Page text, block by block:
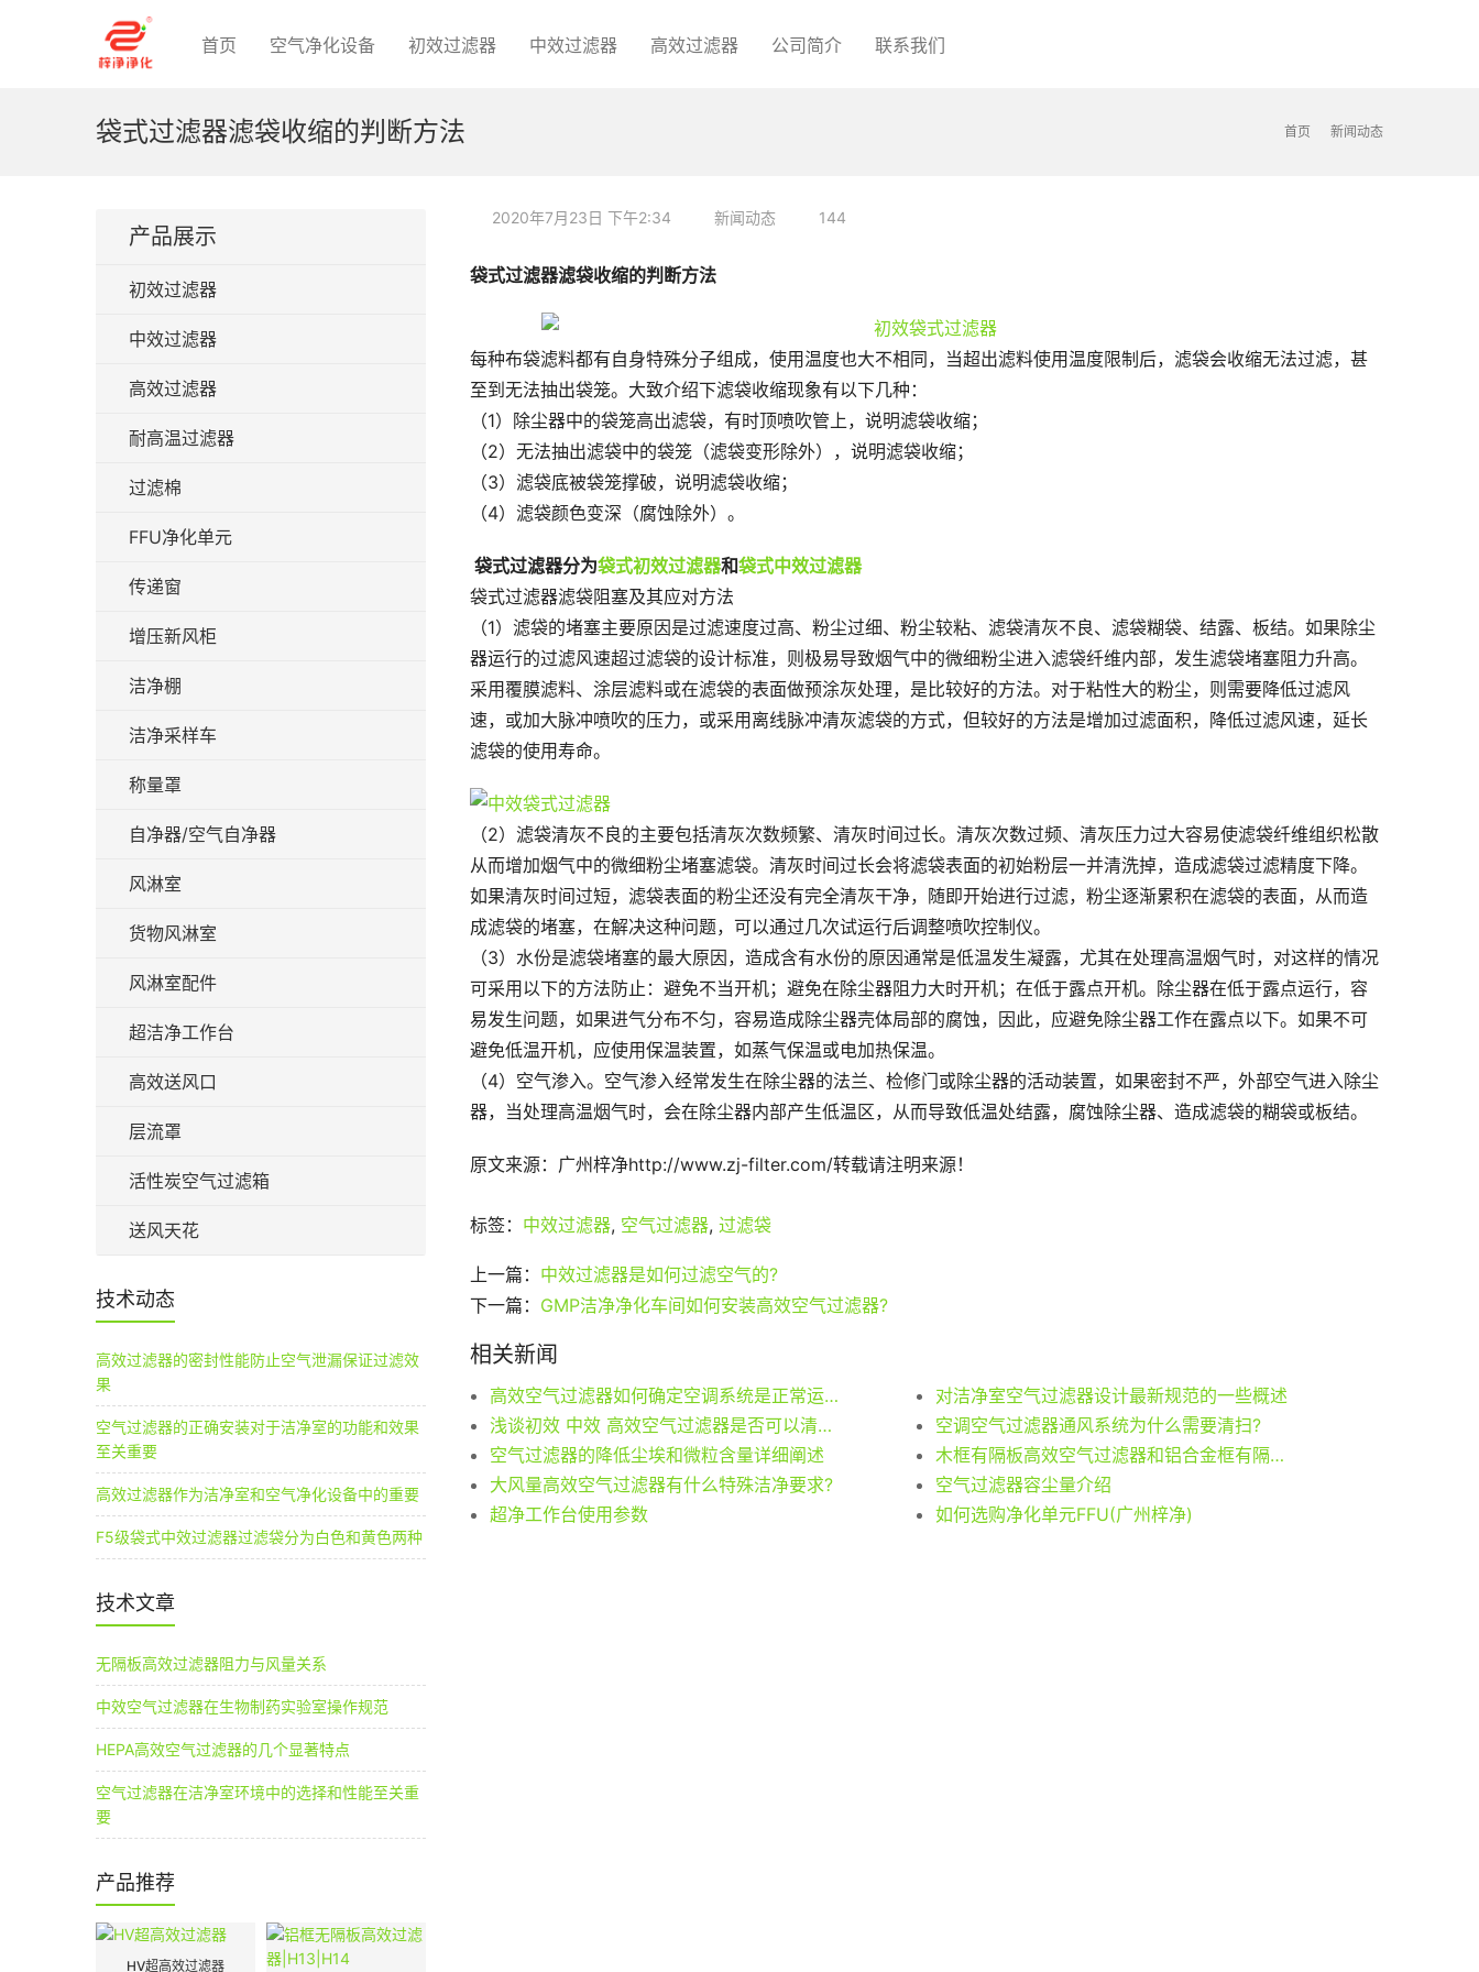
首页 空气净化设备 初效过滤器 中效过滤器 高效过滤器 公司简介 联系我们
首页 新闻动态
袋式过滤器滤袋收缩的判断方法
2020年7月23日 下午2:34 新闻动态 144
袋式过滤器滤袋收缩的判断方法
每种布袋滤料都有自身特殊分子组成，使用温度也大不相同，当超出滤料使用温度限制后，滤袋会收缩无法过滤，甚
至到无法抽出袋笼。大致介绍下滤袋收缩现象有以下几种：
（1）除尘器中的袋笼高出滤袋，有时顶喷吹管上，说明滤袋收缩；
（2）无法抽出滤袋中的袋笼（滤袋变形除外），说明滤袋收缩；
（3）滤袋底被袋笼撑破，说明滤袋收缩；
（4）滤袋颜色变深（腐蚀除外）。
袋式过滤器分为袋式初效过滤器和袋式中效过滤器
袋式过滤器滤袋阻塞及其应对方法
（1）滤袋的堵塞主要原因是过滤速度过高、粉尘过细、粉尘较粘、滤袋清灰不良、滤袋糊袋、结露、板结。如果除尘
器运行的过滤风速超过滤袋的设计标准，则极易导致烟气中的微细粉尘进入滤袋纤维内部，发生滤袋堵塞阻力升高。
采用覆膜滤料、涂层滤料或在滤袋的表面做预涂灰处理，是比较好的方法。对于粘性大的粉尘，则需要降低过滤风
速，或加大脉冲喷吹的压力，或采用离线脉冲清灰滤袋的方式，但较好的方法是增加过滤面积，降低过滤风速，延长
滤袋的使用寿命。
（2）滤袋清灰不良的主要包括清灰次数频繁、清灰时间过长。清灰次数过频、清灰压力过大容易使滤袋纤维组织松散
从而增加烟气中的微细粉尘堵塞滤袋。清灰时间过长会将滤袋表面的初始粉层一并清洗掉，造成滤袋过滤精度下降。
如果清灰时间过短，滤袋表面的粉尘还没有完全清灰干净，随即开始进行过滤，粉尘逐渐累积在滤袋的表面，从而造
成滤袋的堵塞，在解决这种问题，可以通过几次试运行后调整喷吹控制仪。
（3）水份是滤袋堵塞的最大原因，造成含有水份的原因通常是低温发生凝露，尤其在处理高温烟气时，对这样的情况
可采用以下的方法防止：避免不当开机；避免在除尘器阻力大时开机；在低于露点开机。除尘器在低于露点运行，容
易发生问题，如果进气分布不匀，容易造成除尘器壳体局部的腐蚀，因此，应避免除尘器工作在露点以下。如果不可
避免低温开机，应使用保温装置，如蒸气保温或电加热保温。
（4）空气渗入。空气渗入经常发生在除尘器的法兰、检修门或除尘器的活动装置，如果密封不严，外部空气进入除尘
器，当处理高温烟气时，会在除尘器内部产生低温区，从而导致低温处结露，腐蚀除尘器、造成滤袋的糊袋或板结。
原文来源：广州梓净http://www.zj-filter.com/转载请注明来源！
标签： 中效过滤器, 空气过滤器, 过滤袋
上一篇： 中效过滤器是如何过滤空气的?
下一篇： GMP洁净净化车间如何安装高效空气过滤器?
相关新闻
高效空气过滤器如何确定空调系统是正常运转并可供测试
对洁净室空气过滤器设计最新规范的一些概述
浅谈初效 中效 高效空气过滤器是否可以清洗？
空调空气过滤器通风系统为什么需要清扫?
空气过滤器的降低尘埃和微粒含量详细阐述
木框有隔板高效空气过滤器和铝合金框有隔板高效过滤器有哪些区别？
大风量高效空气过滤器有什么特殊洁净要求?
空气过滤器容尘量介绍
超净工作台使用参数
如何选购净化单元FFU(广州梓净)
产品展示
初效过滤器
中效过滤器
高效过滤器
耐高温过滤器
过滤棉
FFU净化单元
传递窗
增压新风柜
洁净棚
洁净采样车
称量罩
自净器/空气自净器
风淋室
货物风淋室
风淋室配件
超洁净工作台
高效送风口
层流罩
活性炭空气过滤箱
送风天花
技术动态
高效过滤器的密封性能防止空气泄漏保证过滤效
果
空气过滤器的正确安装对于洁净室的功能和效果
至关重要
高效过滤器作为洁净室和空气净化设备中的重要
F5级袋式中效过滤器过滤袋分为白色和黄色两种
技术文章
无隔板高效过滤器阻力与风量关系
中效空气过滤器在生物制药实验室操作规范
HEPA高效空气过滤器的几个显著特点
空气过滤器在洁净室环境中的选择和性能至关重
要
产品推荐
HV超高效过滤器